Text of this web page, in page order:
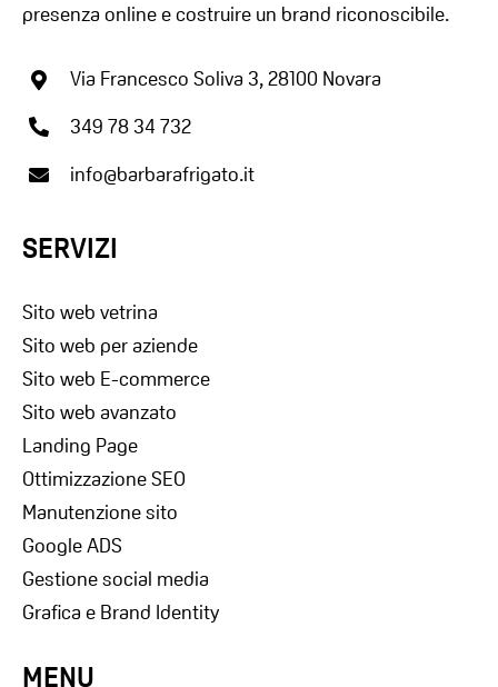
presenza online e costruire un brand riconoscibile.
Via Francesco Soliva 3, 28100 Novara
349 78 34 732
info@barbarafrigato.it
SERVIZI
Sito web vetrina
Sito web per aziende
Sito web E-commerce
Sito web avanzato
Landing Page
Ottimizzazione SEO
Manutenzione sito
Google ADS
Gestione social media
Grafica e Brand Identity
MENU